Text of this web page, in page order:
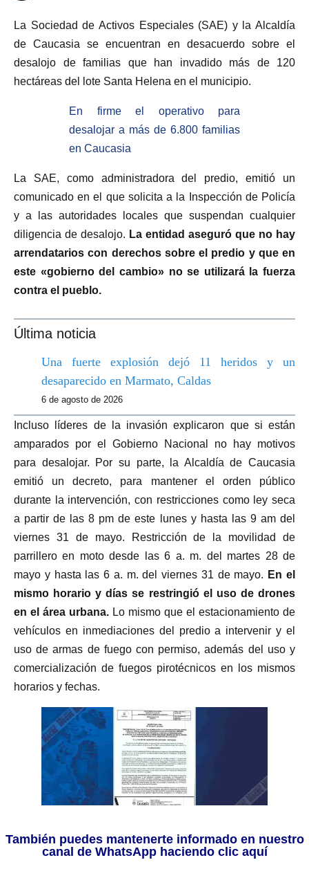
La Sociedad de Activos Especiales (SAE) y la Alcaldía
de Caucasia se encuentran en desacuerdo sobre el
desalojo de familias que han invadido más de 120
hectáreas del lote Santa Helena en el municipio.
En firme el operativo para
desalojar a más de 6.800 familias
en Caucasia
La SAE, como administradora del predio, emitió un
comunicado en el que solicita a la Inspección de Policía
y a las autoridades locales que suspendan cualquier
diligencia de desalojo. La entidad aseguró que no hay
arrendatarios con derechos sobre el predio y que en
este «gobierno del cambio» no se utilizará la fuerza
contra el pueblo.
Última noticia
Una fuerte explosión dejó 11 heridos y un
desaparecido en Marmato, Caldas
6 de agosto de 2026
Incluso líderes de la invasión explicaron que si están
amparados por el Gobierno Nacional no hay motivos
para desalojar. Por su parte, la Alcaldía de Caucasia
emitió un decreto, para mantener el orden público
durante la intervención, con restricciones como ley seca
a partir de las 8 pm de este lunes y hasta las 9 am del
viernes 31 de mayo. Restricción de la movilidad de
parrillero en moto desde las 6 a. m. del martes 28 de
mayo y hasta las 6 a. m. del viernes 31 de mayo. En el
mismo horario y días se restringió el uso de drones
en el área urbana. Lo mismo que el estacionamiento de
vehículos en inmediaciones del predio a intervenir y el
uso de armas de fuego con permiso, además del uso y
comercialización de fuegos pirotécnicos en los mismos
horarios y fechas.
También puedes mantenerte informado en nuestro
canal de WhatsApp haciendo clic aquí